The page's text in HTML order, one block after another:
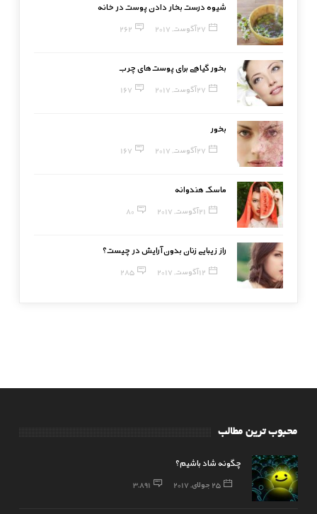
شیوه درست بخار دادن پوست در خانه
27 آگوست, 2017 262
بخور گیاهی برای پوست‌های چرب
27 آگوست, 2017 167
بخور
27 آگوست, 2017 167
ماسک هندوانه
21 آگوست, 2017 80
راز زیبایی زنان بدون آرایش در چیست؟
12 آگوست, 2017 285
محبوب ترین مطالب
چگونه شاد باشیم؟
25 جولای, 2017 3,891